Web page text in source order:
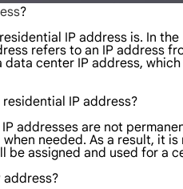
?
IP address is. In
refers to an IP address
center IP address,
IP address?
addresses are not
needed. As a result, it
be assigned and used for a
address?